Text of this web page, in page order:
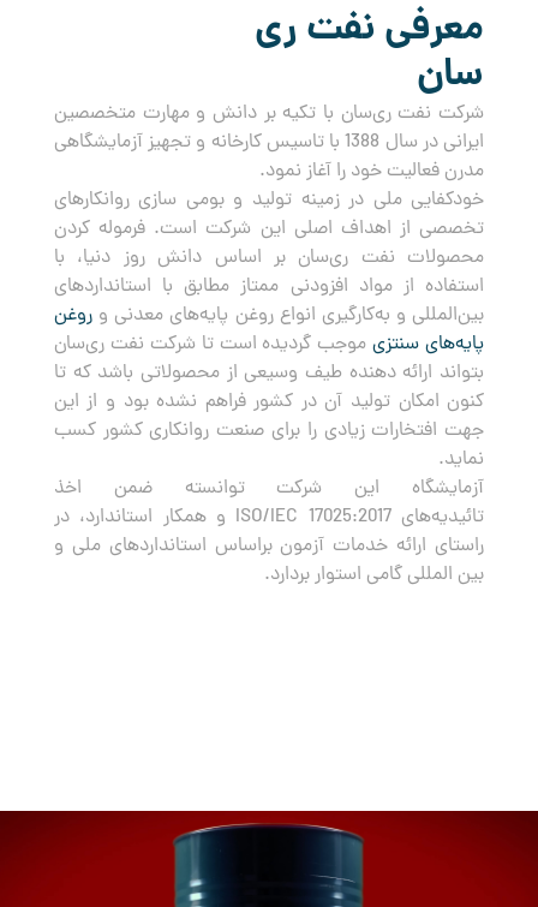
معرفی نفت ری
سان
شرکت نفت ری‌سان با تکیه بر دانش و مهارت متخصصین
ایرانی در سال 1388 با تاسیس کارخانه و تجهیز آزمایشگاهی
مدرن فعالیت خود را آغاز نمود.
خودکفایی ملی در زمینه تولید و بومی سازی روانکارهای
تخصصی از اهداف اصلی این شرکت است. فرموله کردن
محصولات نفت ری‌سان بر اساس دانش روز دنیا، با
استفاده از مواد افزودنی ممتاز مطابق با استانداردهای
بین‌المللی و به‌کارگیری انواع روغن پایه‌های معدنی وروغن
پایه‌های سنتزیموجب گردیده است تا شرکت نفت ری‌سان
بتواند ارائه دهنده طیف وسیعی از محصولاتی باشد که تا
کنون امکان تولید آن در کشور فراهم نشده بود و از این
جهت افتخارات زیادی را برای صنعت روانکاری کشور کسب
نماید.
آزمایشگاه این شرکت توانسته ضمن اخذ
تائیدیه‌های ISO/IEC 17025:2017 و همکار استاندارد، در
راستای ارائه خدمات آزمون براساس استانداردهای ملی و
بین المللی گامی استوار بردارد.